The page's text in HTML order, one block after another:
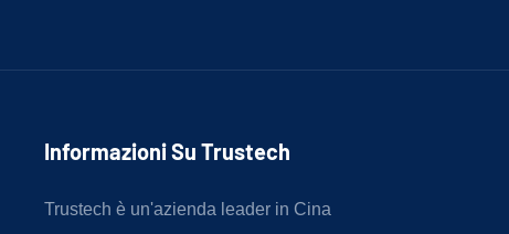
Informazioni Su Trustech
Trustech è un'azienda leader in Cina